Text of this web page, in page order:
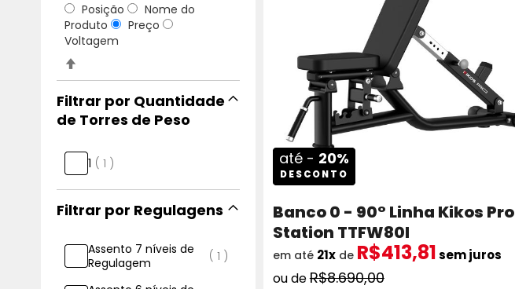
até - 20%
DESCONTO
Banco 0 - 90° Linha Kikos Pro
Station TTFW80I
R$8.690,00
em até 21xde R$413,81sem juros
Posição
Nome do
Produto
Preço
Voltagem
Direção
DecrescenteQuantidade
de Torres de Peso
1 1 artigo
Regulagens
Assento 7 níveis de
Regulagem
1 artigo